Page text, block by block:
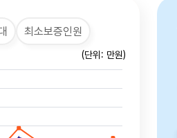
최소보증인원
(단위: 만원)